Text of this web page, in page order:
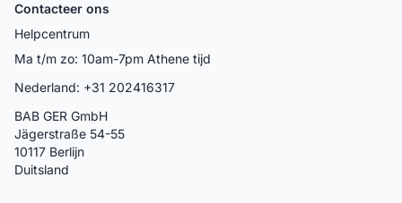
Contacteer ons
Helpcentrum
Ma t/m zo: 10am-7pm Athene tijd
Nederland: +31 202416317
BAB GER GmbH
Jägerstraße 54-55
10117 Berlijn
Duitsland